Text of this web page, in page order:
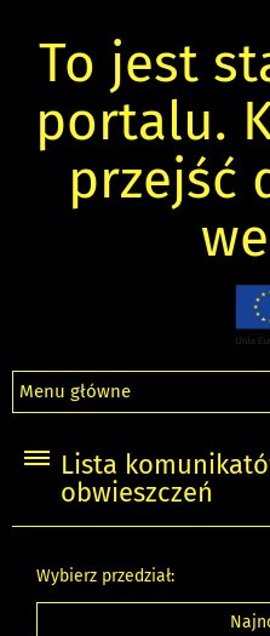
To jest
portalu.
przejść
Menu główne
Lista
obwieszczeń
Wybierz przedział: